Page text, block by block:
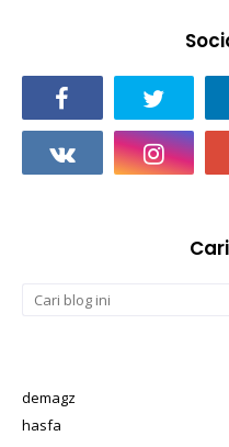
demagz
hasfa